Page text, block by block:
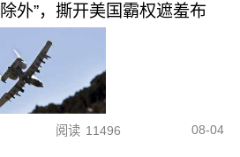
外”，撕开美国霸权遮羞布
阅读 11496 08-04